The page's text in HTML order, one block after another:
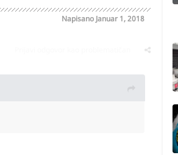
Napisano Januar 1, 2018